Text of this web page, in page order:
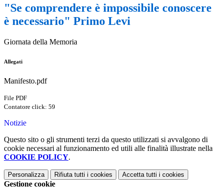
"Se comprendere è impossibile conoscere
è necessario" Primo Levi
Giornata della Memoria
Allegati
Manifesto.pdf
File PDF
Contatore click: 59
Notizie
Questo sito o gli strumenti terzi da questo utilizzati si avvalgono di
cookie necessari al funzionamento ed utili alle finalità illustrate nella
COOKIE POLICY.
Personalizza Rifiuta tutti i cookies Accetta tutti i cookies
Gestione cookie